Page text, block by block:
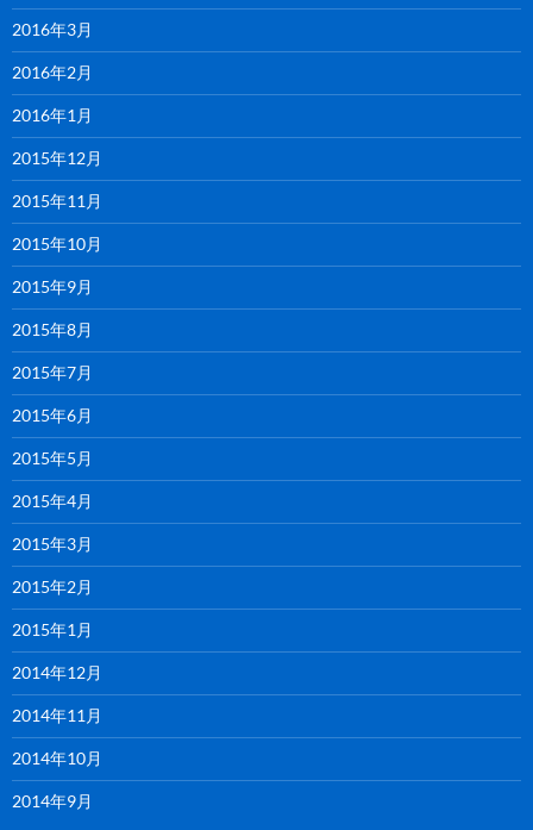
2016年3月
2016年2月
2016年1月
2015年12月
2015年11月
2015年10月
2015年9月
2015年8月
2015年7月
2015年6月
2015年5月
2015年4月
2015年3月
2015年2月
2015年1月
2014年12月
2014年11月
2014年10月
2014年9月